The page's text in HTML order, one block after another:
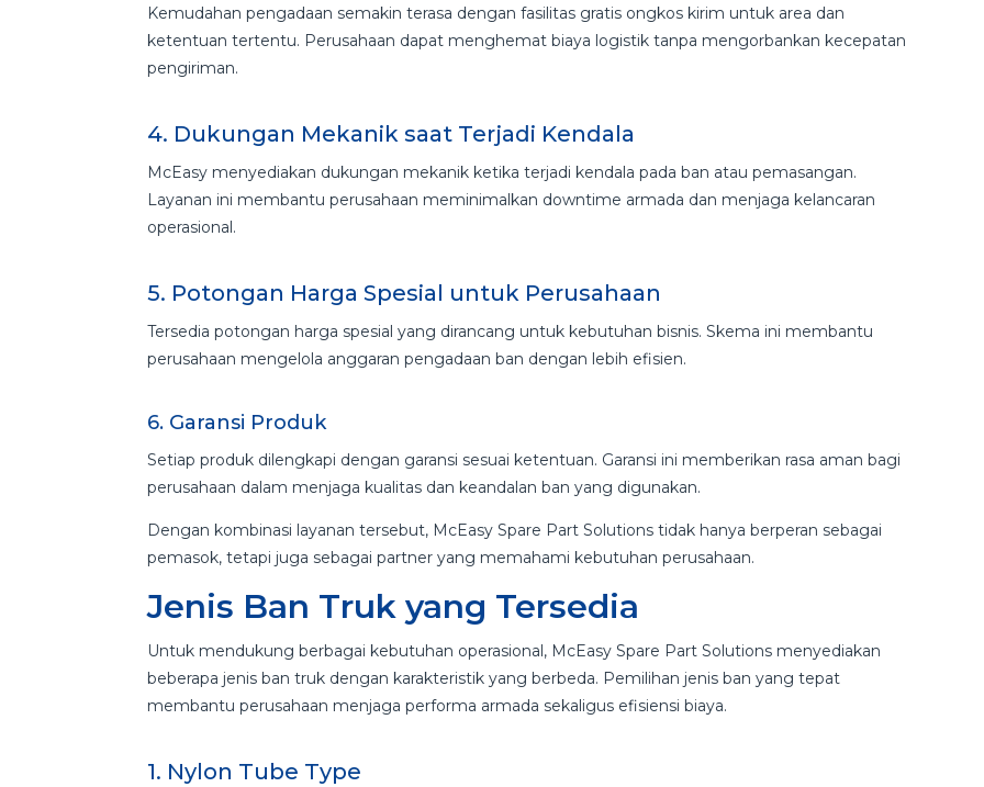
Kemudahan pengadaan semakin terasa dengan fasilitas gratis ongkos kirim untuk area dan
ketentuan tertentu. Perusahaan dapat menghemat biaya logistik tanpa mengorbankan kecepatan
pengiriman.
4. Dukungan Mekanik saat Terjadi Kendala
McEasy menyediakan dukungan mekanik ketika terjadi kendala pada ban atau pemasangan.
Layanan ini membantu perusahaan meminimalkan downtime armada dan menjaga kelancaran
operasional.
5. Potongan Harga Spesial untuk Perusahaan
Tersedia potongan harga spesial yang dirancang untuk kebutuhan bisnis. Skema ini membantu
perusahaan mengelola anggaran pengadaan ban dengan lebih efisien.
6. Garansi Produk
Setiap produk dilengkapi dengan garansi sesuai ketentuan. Garansi ini memberikan rasa aman bagi
perusahaan dalam menjaga kualitas dan keandalan ban yang digunakan.
Dengan kombinasi layanan tersebut, McEasy Spare Part Solutions tidak hanya berperan sebagai
pemasok, tetapi juga sebagai partner yang memahami kebutuhan perusahaan.
Jenis Ban Truk yang Tersedia
Untuk mendukung berbagai kebutuhan operasional, McEasy Spare Part Solutions menyediakan
beberapa jenis ban truk dengan karakteristik yang berbeda. Pemilihan jenis ban yang tepat
membantu perusahaan menjaga performa armada sekaligus efisiensi biaya.
1. Nylon Tube Type